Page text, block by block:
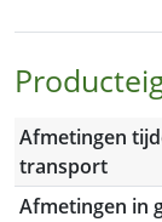
Afmetingen
transport
Afmetingen in